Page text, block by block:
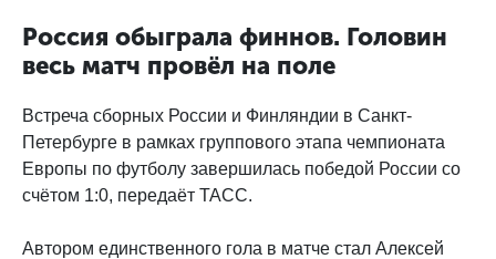
Россия обыграла финнов. Головин
весь матч провёл на поле
Встреча сборных России и Финляндии в Санкт-
Петербурге в рамках группового этапа чемпионата
Европы по футболу завершилась победой России со
счётом 1:0, передаёт ТАСС.
Автором единственного гола в матче стал Алексей